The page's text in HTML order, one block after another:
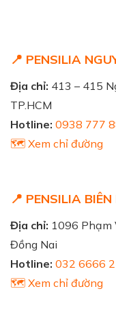
📍 PENSILIA
Địa chỉ: 413 – 415
TP.HCM
Hotline: 0938 777
🗺️ Xem chỉ đường
📍 PENSILIA
Địa chỉ: 1096 Phạm
Đồng Nai
Hotline: 032 6666
🗺️ Xem chỉ đường